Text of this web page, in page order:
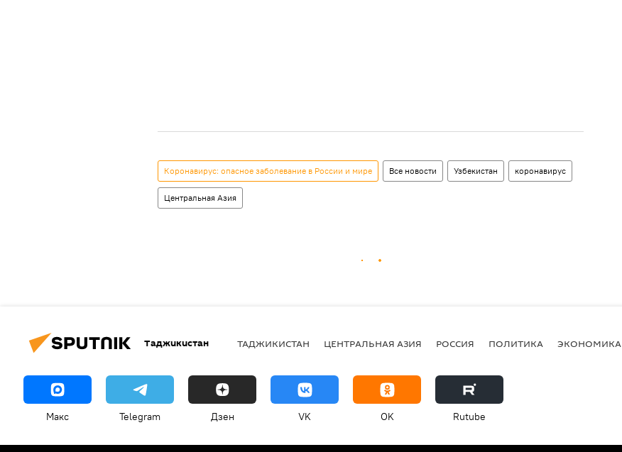
Коронавирус: опасное заболевание в России и мире Все новости Узбекистан коронавирус
Центральная Азия
Таджикистан ТАДЖИКИСТАН ЦЕНТРАЛЬНАЯ АЗИЯ РОССИЯ ПОЛИТИКА ЭКОНОМИКА
Макс Telegram Дзен VK OK Rutube